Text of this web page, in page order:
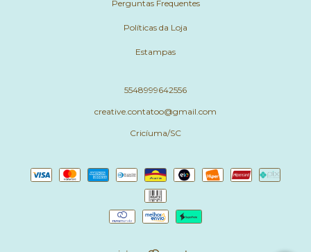
Perguntas Frequentes
Políticas da Loja
Estampas
5548999642556
creative.contatoo@gmail.com
Cricíuma/SC